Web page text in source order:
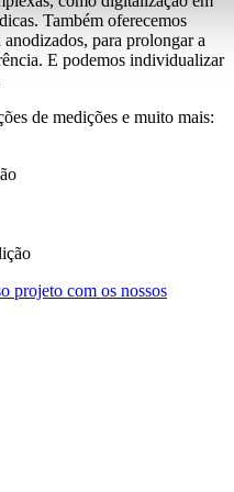
Também oferecemos
para prolongar a
E podemos individualizar
de medições e muito mais:
projeto com os nossos